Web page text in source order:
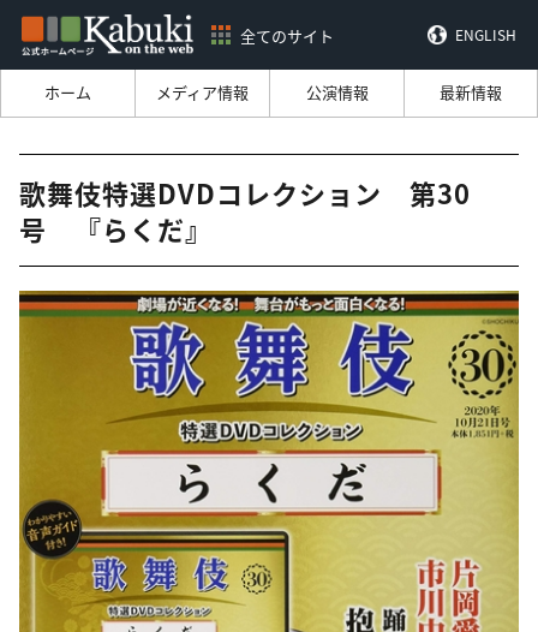
全てのサイト ENGLISH
ホーム メディア情報 公演情報 最新情報
歌舞伎特選DVDコレクション 第30
号 『らくだ』